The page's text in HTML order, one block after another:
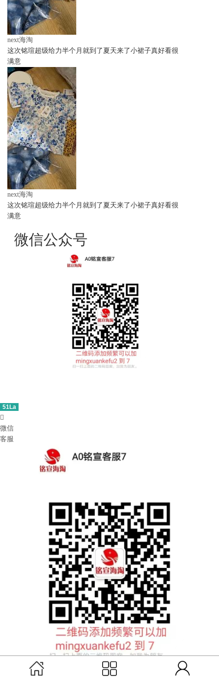
next海淘
这次铭瑄超级给力半个月就到了夏天来了小裙子真好看很
满意
next海淘
这次铭瑄超级给力半个月就到了夏天来了小裙子真好看很
满意
微信公众号
51La

微信
客服
扫码联系铭宣客服